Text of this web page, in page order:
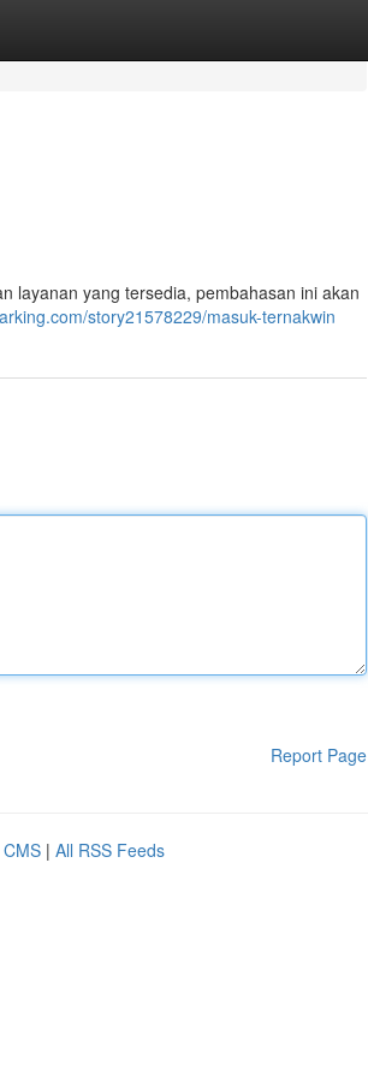
layanan yang tersedia, pembahasan ini akan
story21578229/masuk-ternakwin
Report Page
| All RSS Feeds